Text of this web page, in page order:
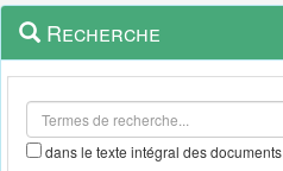
Navigation
outils
Menu
contextuel
Recherche
dans le texte intégral des documents